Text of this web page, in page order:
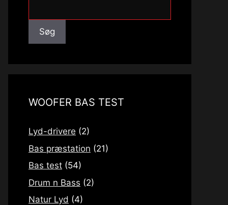
Søg
WOOFER BAS TEST
Lyd-drivere (2)
Bas præstation (21)
Bas test (54)
Drum n Bass (2)
Natur Lyd (4)